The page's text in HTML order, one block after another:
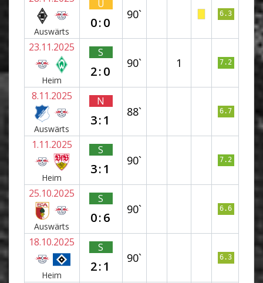
Auswärts
U
0:0
90` 6.3
23.11.2025
Heim
S
2:0
90` 1 7.2
8.11.2025
Auswärts
N
3:1
88` 6.7
1.11.2025
Heim
S
3:1
90` 7.2
25.10.2025
Auswärts
S
0:6
90` 6.6
18.10.2025
Heim
S
2:1
90` 6.3